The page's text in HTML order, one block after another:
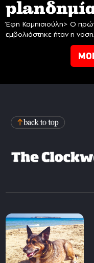
Έφη Καμπισιούλη> Ο
εμβολιάστηκε ήταν η